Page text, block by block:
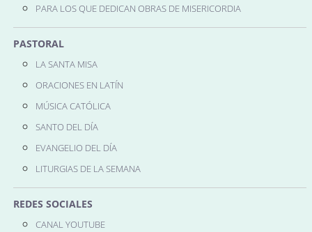
PARA LOS QUE DEDICAN OBRAS DE MISERICORDIA
PASTORAL
LA SANTA MISA
ORACIONES EN LATÍN
MÚSICA CATÓLICA
SANTO DEL DÍA
EVANGELIO DEL DÍA
LITURGIAS DE LA SEMANA
REDES SOCIALES
CANAL YOUTUBE